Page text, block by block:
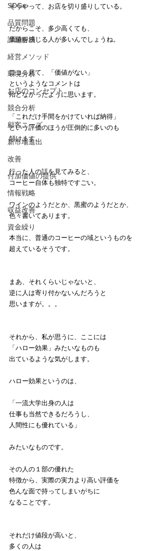
SDGs
品質問題
課題解決
経営メソッド
環境分析
お店のコンセプト
競合分析
顧客ニーズ
新市場進出
改善
付加価値の提供
情報戦略
収益改善
資金繰り
そうやって、お店を切り盛りしている。
だからこそ、多少高くても、
価値を感じる人が多いんでしょうね。
口コミ見て、「価値がない」
というようなコメントは
殆どなかったように思います。
「これだけ手間をかけていれば納得」
という評価のほうが圧倒的に多いのも
頷けます。
行った人の話を見てみると、
コーヒー自体も独特ですごい。
ワインのようだとか、黒蜜のようだとか、
色々書いてあります。
本当に、普通のコーヒーの域というものを
超えているそうです。
まあ、それくらいじゃないと、
逆に人は寄り付かないんだろうと
思いますが。。。
それから、私が思うに、ここには
「ハロー効果」みたいなものも
出ているような気がします。
ハロー効果というのは、
「一流大学出身の人は
仕事も当然できるだろうし、
人間性にも優れている」
みたいなものです。
その人の１部の優れた
特徴から、実際の実力より高い評価を
色んな面で持ってしまいがちに
なることです。
それだけ値段が高いと、
多くの人は